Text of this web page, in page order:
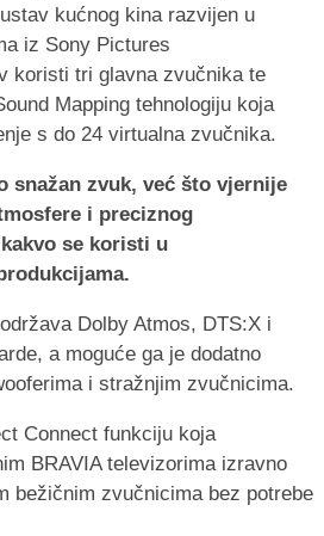
kućnog kina razvijen u
iz Sony Pictures
koristi tri glavna zvučnika te
Mapping tehnologiju koja
s do 24 virtualna zvučnika.
snažan zvuk, već što vjernije
i preciznog
se koristi u
Dolby Atmos, DTS:X i
a moguće ga je dodatno
i stražnjim zvučnicima.
Connect funkciju koja
BRAVIA televizorima izravno
bežičnim zvučnicima bez potrebe